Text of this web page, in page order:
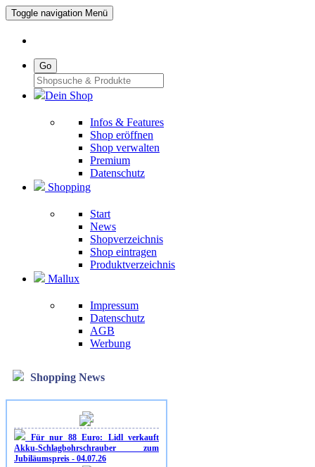
Toggle navigation Menü
Go
Dein Shop
Infos & Features
Shop eröffnen
Shop verwalten
Premium
Datenschutz
Shopping
Start
News
Shopverzeichnis
Shop eintragen
Produktverzeichnis
Mallux
Impressum
Datenschutz
AGB
Werbung
Shopping News
Für nur 88 Euro: Lidl verkauft
Akku-Schlagbohrschrauber zum
Jubiläumspreis - 04.07.26